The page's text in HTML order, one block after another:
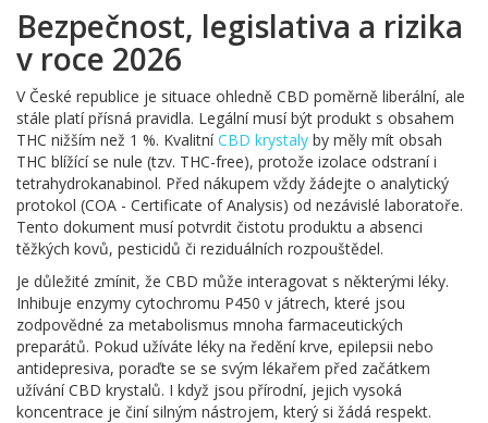
Bezpečnost, legislativa a rizika
v roce 2026
V České republice je situace ohledně CBD poměrně liberální, ale
stále platí přísná pravidla. Legální musí být produkt s obsahem
THC nižším než 1 %. KvalitníCBD krystaly by měly mít obsah
THC blížící se nule (tzv. THC-free), protože izolace odstraní i
tetrahydrokanabinol. Před nákupem vždy žádejte o analytický
protokol (COA - Certificate of Analysis) od nezávislé laboratoře.
Tento dokument musí potvrdit čistotu produktu a absenci
těžkých kovů, pesticidů či reziduálních rozpouštědel.
Je důležité zmínit, že CBD může interagovat s některými léky.
Inhibuje enzymy cytochromu P450 v játrech, které jsou
zodpovědné za metabolismus mnoha farmaceutických
preparátů. Pokud užíváte léky na ředění krve, epilepsii nebo
antidepresiva, poraďte se se svým lékařem před začátkem
užívání CBD krystalů. I když jsou přírodní, jejich vysoká
koncentrace je činí silným nástrojem, který si žádá respekt.